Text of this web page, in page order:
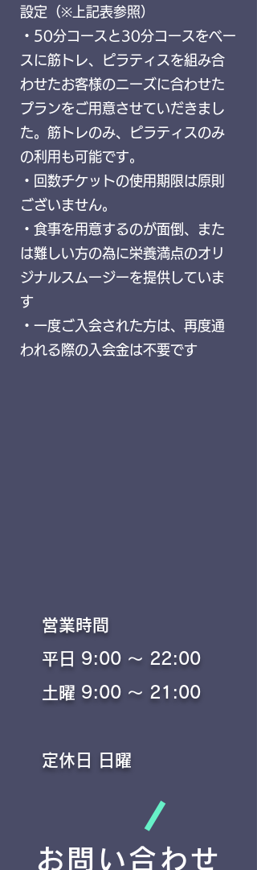
設定（※上記表参照）
・50分コースと30分コースをベー
スに筋トレ、ピラティスを組み合
わせたお客様のニーズに合わせた
プランをご用意させていだきまし
た。 ​筋トレのみ、ピラティスのみ
の利用も可能です。
​・回数チケットの使用期限は原則
ございません。
​・食事を用意するのが面倒、また
は難しい方の為に栄養満点のオリ
ジナルスムージーを提供していま
す
・一度ご入会された方は、再度通
われる際の入会金は不要です
​営業時間
平日 9:00 ～ 22:00
土曜 9:00 ～ 21:00
​定休日 日曜
お問い合わせ